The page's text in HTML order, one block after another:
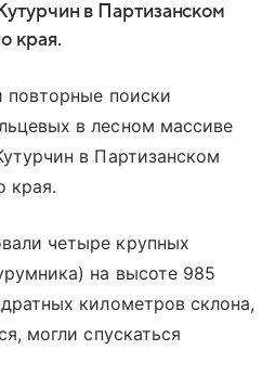
в Партизанском
края.
повторные поиски
в лесном массиве
в Партизанском
края.
четыре крупных
на высоте 985
километров склона,
могли спускаться